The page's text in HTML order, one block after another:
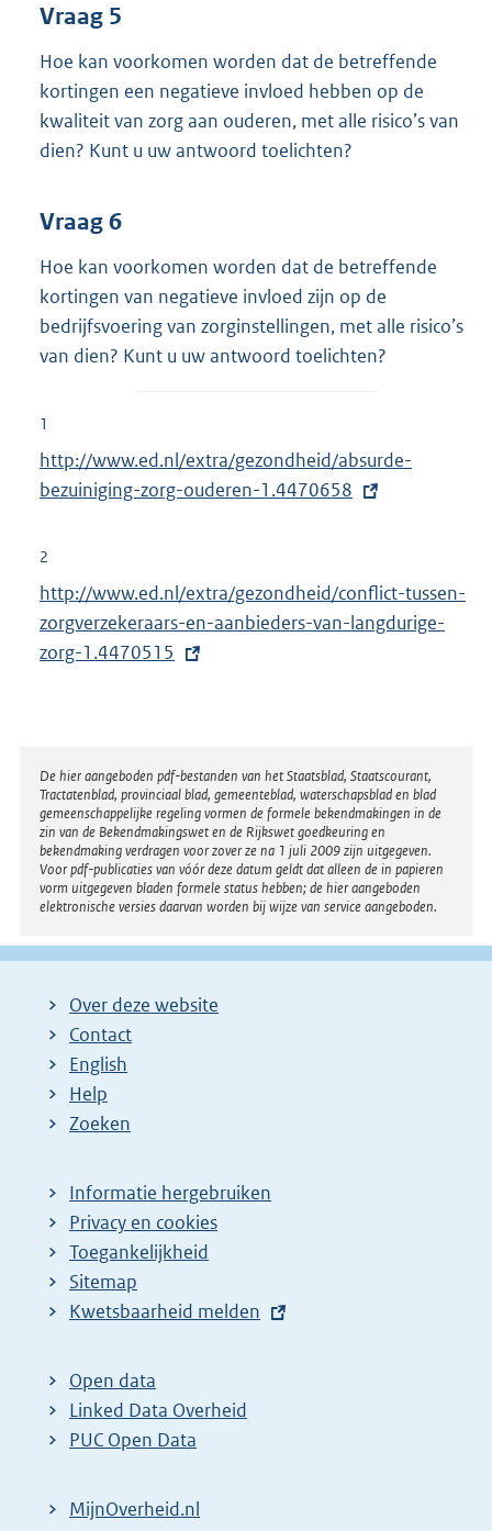
Vraag 5
Hoe kan voorkomen worden dat de betreffende
kortingen een negatieve invloed hebben op de
kwaliteit van zorg aan ouderen, met alle risico’s van
dien? Kunt u uw antwoord toelichten?
Vraag 6
Hoe kan voorkomen worden dat de betreffende
kortingen van negatieve invloed zijn op de
bedrijfsvoering van zorginstellingen, met alle risico’s
van dien? Kunt u uw antwoord toelichten?
1
E
x
e
n
e
l
:
http://www.ed.nl/extra/gezondheid/absurde-
bezuiniging-zorg-ouderen-1.4470658
2
E
x
t
e
l
i
n
k
:
http://www.ed.nl/extra/gezondheid/conflict-tussen-
zorgverzekeraars-en-aanbieders-van-langdurige-
zorg-1.4470515
Disclaimer
De hier aangeboden pdf-bestanden van het Staatsblad, Staatscourant,
Tractatenblad, provinciaal blad, gemeenteblad, waterschapsblad en blad
gemeenschappelijke regeling vormen de formele bekendmakingen in de
zin van de Bekendmakingswet en de Rijkswet goedkeuring en
bekendmaking verdragen voor zover ze na 1 juli 2009 zijn uitgegeven.
Voor pdf-publicaties van vóór deze datum geldt dat alleen de in papieren
vorm uitgegeven bladen formele status hebben; de hier aangeboden
elektronische versies daarvan worden bij wijze van service aangeboden.
Over deze website
Contact
English
Help
Zoeken
Informatie hergebruiken
Privacy en cookies
Toegankelijkheid
Sitemap
E
t
e
r
l
Kwetsbaarheid melden
Open data
Linked Data Overheid
PUC Open Data
MijnOverheid.nl